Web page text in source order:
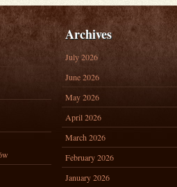
Archives
July 2026
June 2026
May 2026
April 2026
March 2026
February 2026
January 2026